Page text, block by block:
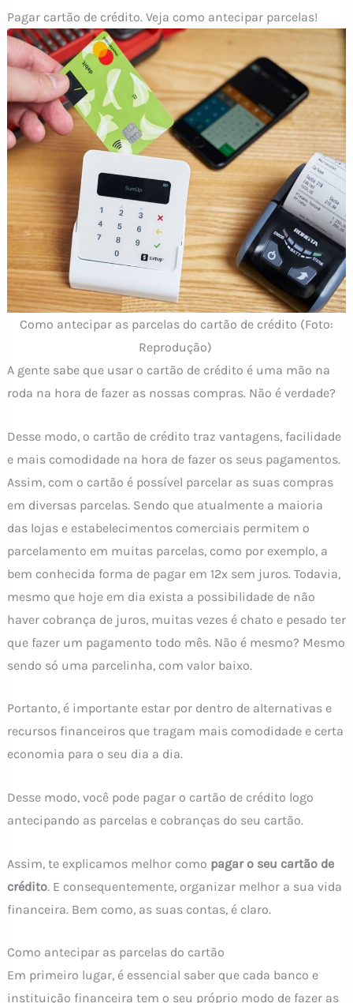
Pagar cartão de crédito. Veja como antecipar parcelas!
Como antecipar as parcelas do cartão de crédito (Foto:
Reprodução)
A gente sabe que usar o cartão de crédito é uma mão na
roda na hora de fazer as nossas compras. Não é verdade?
Desse modo, o cartão de crédito traz vantagens, facilidade
e mais comodidade na hora de fazer os seus pagamentos.
Assim, com o cartão é possível parcelar as suas compras
em diversas parcelas. Sendo que atualmente a maioria
das lojas e estabelecimentos comerciais permitem o
parcelamento em muitas parcelas, como por exemplo, a
bem conhecida forma de pagar em 12x sem juros. Todavia,
mesmo que hoje em dia exista a possibilidade de não
haver cobrança de juros, muitas vezes é chato e pesado ter
que fazer um pagamento todo mês. Não é mesmo? Mesmo
sendo só uma parcelinha, com valor baixo.
Portanto, é importante estar por dentro de alternativas e
recursos financeiros que tragam mais comodidade e certa
economia para o seu dia a dia.
Desse modo, você pode pagar o cartão de crédito logo
antecipando as parcelas e cobranças do seu cartão.
Assim, te explicamos melhor como pagar o seu cartão de
crédito. E consequentemente, organizar melhor a sua vida
financeira. Bem como, as suas contas, é claro.
Como antecipar as parcelas do cartão
Em primeiro lugar, é essencial saber que cada banco e
instituição financeira tem o seu próprio modo de fazer as